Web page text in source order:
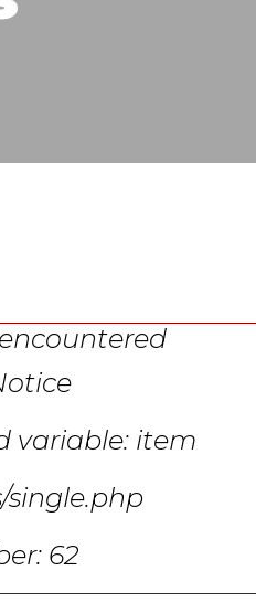
variable: item
single.php
62